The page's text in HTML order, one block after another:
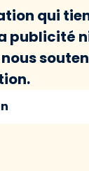
qui
publicité